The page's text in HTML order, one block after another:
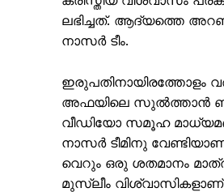
ലഭിച്ചത്. ആദ്യത്തെ
നാസർ ടീം.
ഇരുപതിനായിരത്തോളം
അഫയിലെ സുൽത്താൻ ബിൻ
വീഡിയോ സമൂഹ
നാസർ ടീമിനു
വെറും ഒരു ശതമാനം
മുസ്ലീം